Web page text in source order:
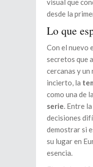
visual que
desde la
Lo que
Con el nuevo
secretos que
cercanas y
incierto, la
como una de
serie. Entre
decisiones
demostrar si
su lugar en
esencia.